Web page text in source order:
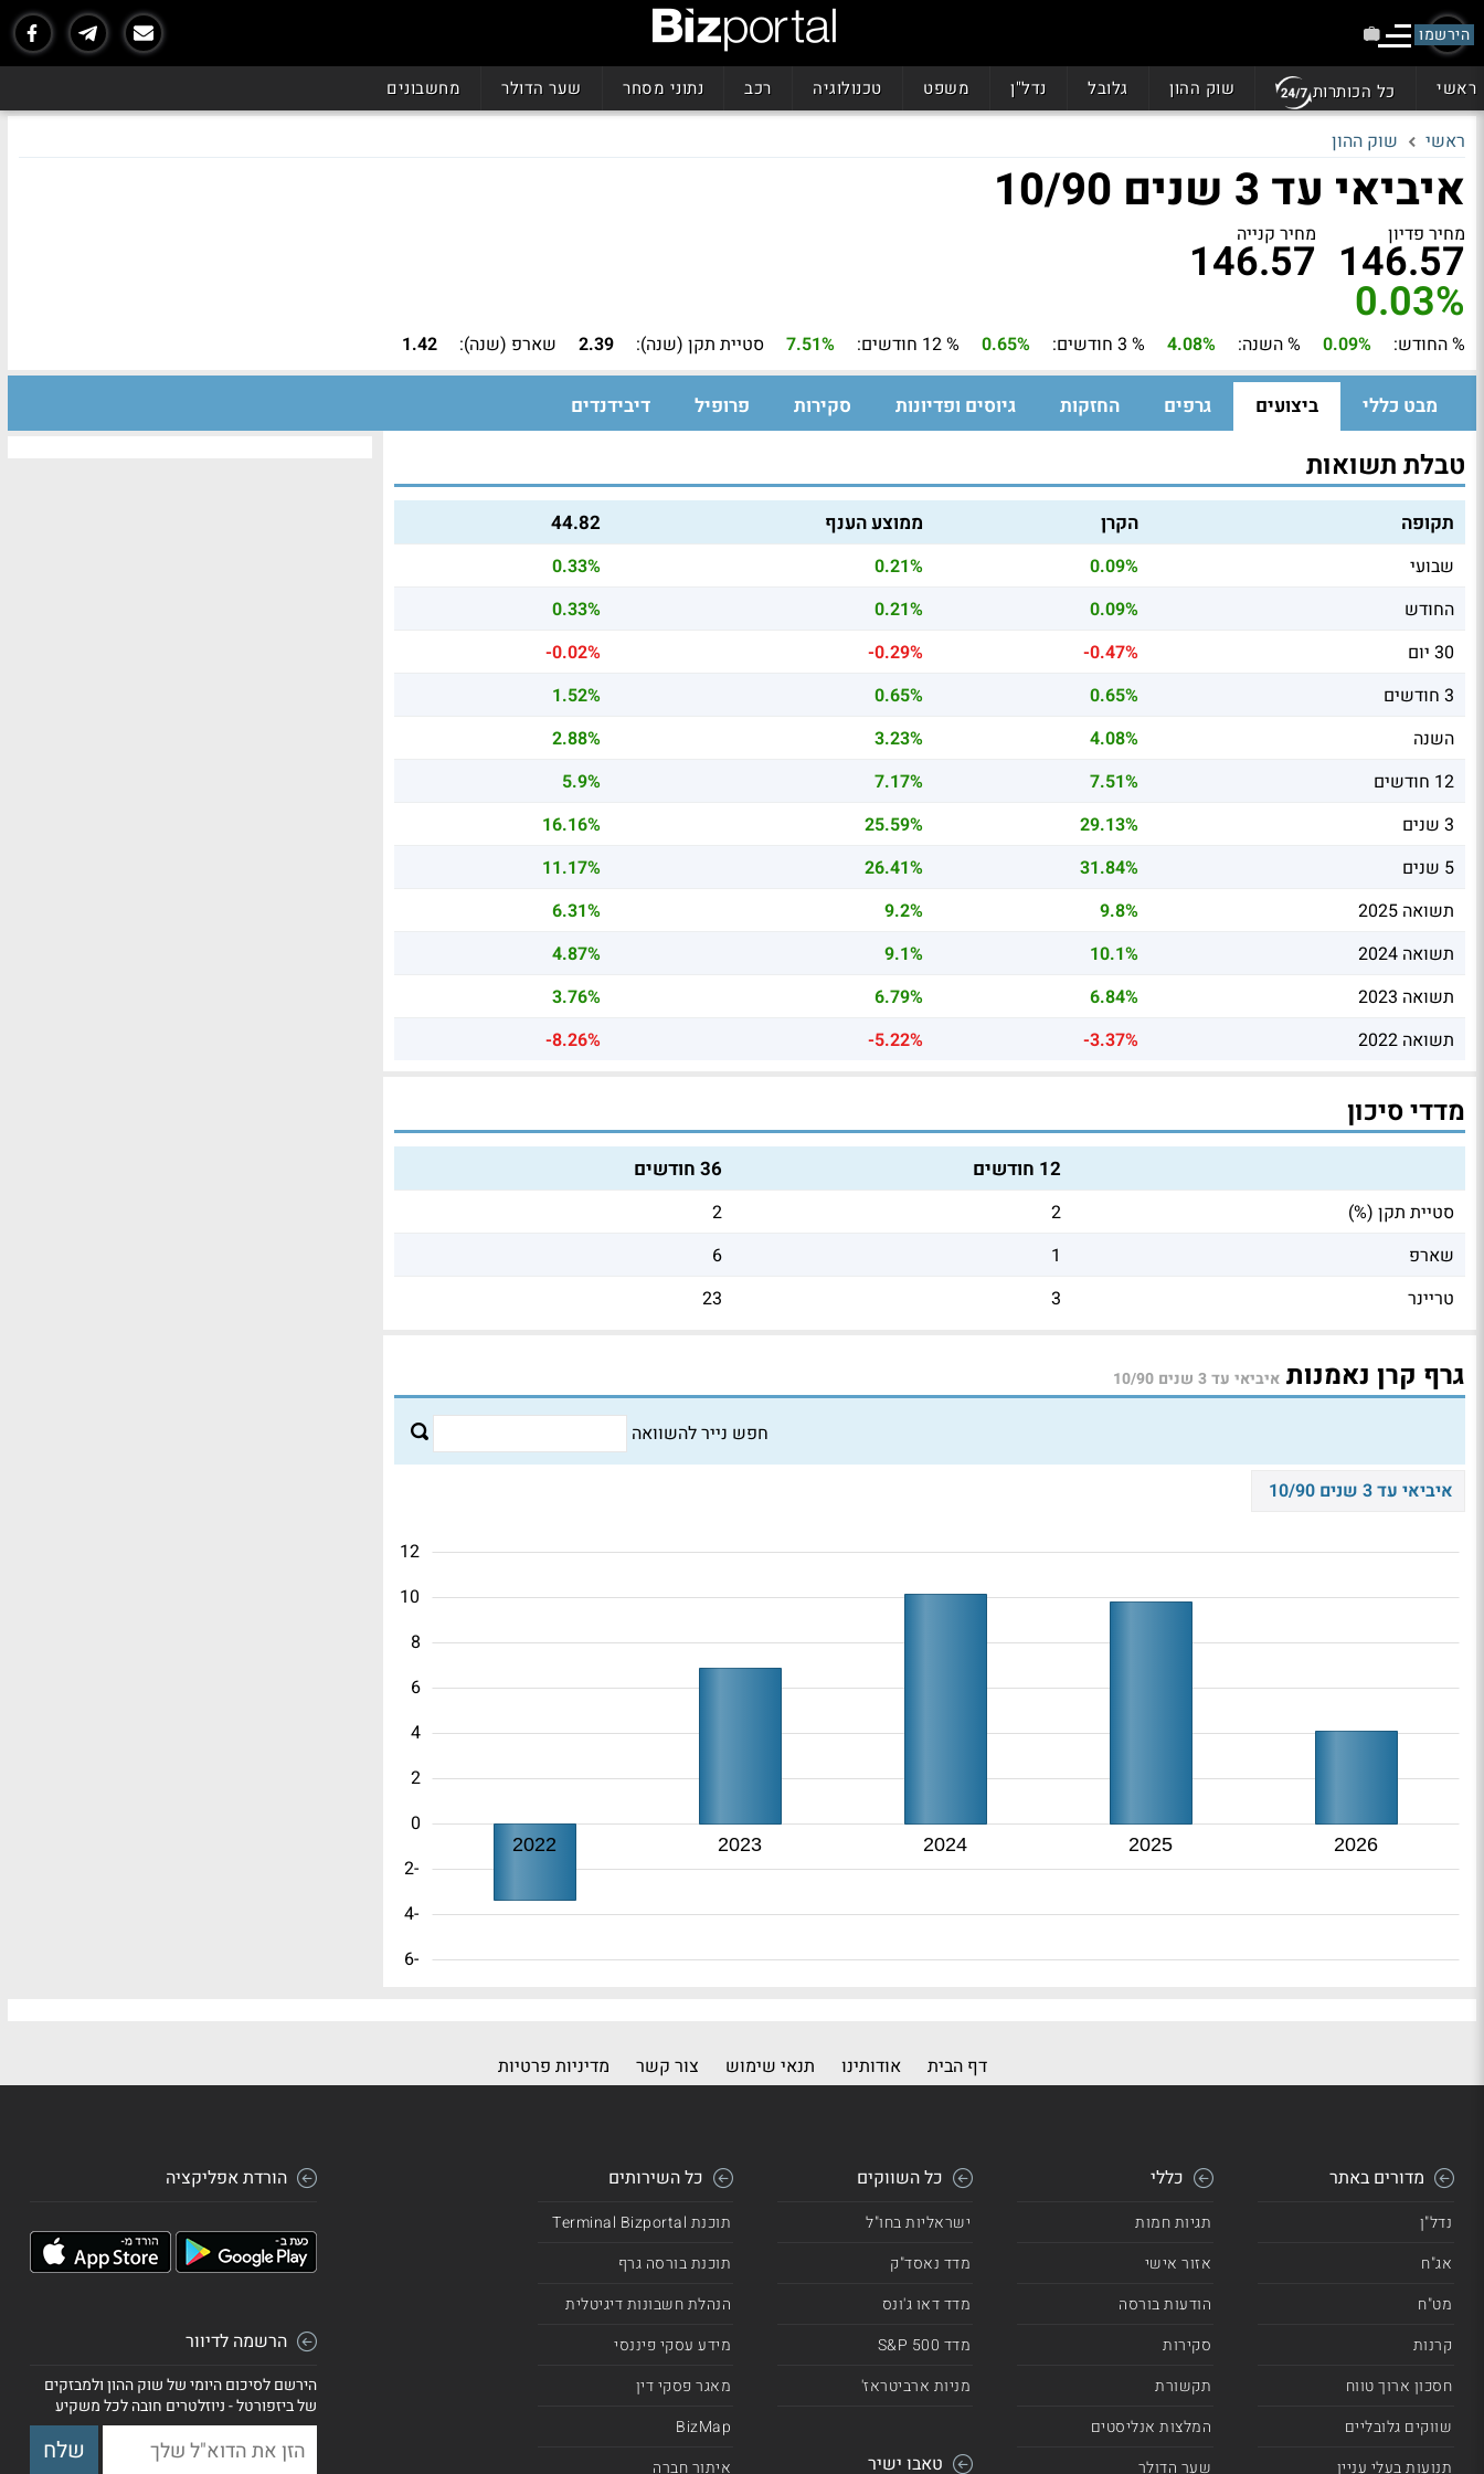
הירשמו
ראשי כל הכותרות שוק ההון גלובל נדל"ן משפט טכנולוגיה רכב נתוני מסחר שער הדולר מחשבונים
ראשי שוק ההון
איביאי עד 3 שנים 10/90
מחיר פדיון
146.57 מחיר קנייה
146.57
0.03%
% החודש: 0.09% % השנה: 4.08% % 3 חודשים: 0.65% % 12 חודשים: 7.51% סטיית תקן (שנה): 2.39 שארפ (שנה): 1.42
מבט כללי ביצועים גרפים החזקות גיוסים ופדיונות סקירות פרופיל דיבידנדים
טבלת תשואות
תקופה הקרן ממוצע הענף 44.82
שבועי 0.09%
0.21%
0.33%
החודש
0.09%
0.21%
0.33%
30 יום
-0.47%
-0.29%
-0.02%
3 חודשים
0.65%
0.65%
1.52%
השנה
4.08%
3.23%
2.88%
12 חודשים
7.51%
7.17%
5.9%
3 שנים
29.13%
25.59%
16.16%
5 שנים
31.84%
26.41%
11.17%
תשואה 2025
9.8%
9.2%
6.31%
תשואה 2024
10.1%
9.1%
4.87%
תשואה 2023
6.84%
6.79%
3.76%
תשואה 2022
-3.37%
-5.22%
-8.26%
מדדי סיכון
12 חודשים 36 חודשים
סטיית תקן (%) 2
2
שארפ
1
6
טריינר
3
23
גרף קרן נאמנות איביאי עד 3 שנים 10/90
חפש נייר להשוואה
איביאי עד 3 שנים 10/90
2022 2023 2024 2025 2026
-6
-4
-2
0
2
4
6
8
10
12
דף הבית אודותינו תנאי שימוש צור קשר מדיניות פרטיות
מדורים באתר
נדל"ן
אג"ח
מט"ח
קרנות
חסכון ארוך טווח
שווקים גלובליים
תנועות בעלי עניין
כללי
תגיות חמות
אזור אישי
הודעות בורסה
סקירות
תקשורת
המלצות אנליסטים
שער הדולר
כל השווקים
ישראליות בחו"ל
מדד נאסד"ק
מדד דאו ג'ונס
מדד 500 S&P
מניות ארביטראז'
טאבו ישיר
כל השירותים
תוכנת Terminal Bizportal
תוכנת בורסה גרף
הנהלת חשבונות דיגיטלית
מידע עסקי פיננסי
מאגר פסקי דין
BizMap
איתור חברה
הורדת אפליקציה
הרשמה לדיוור
הירשם לסיכום היומי של שוק ההון ולמבזקים
של ביזפורטל - ניוזלטרים חובה לכל משקיע